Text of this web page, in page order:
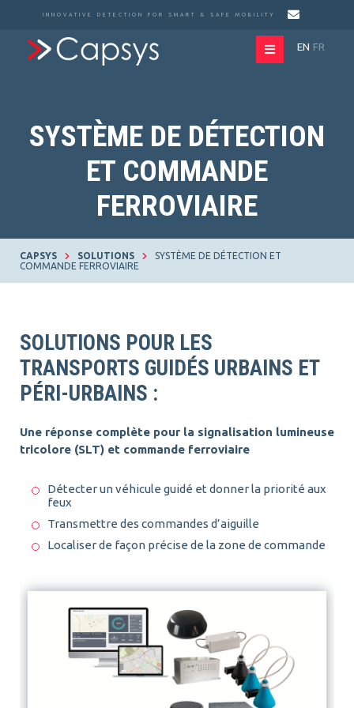
INNOVATIVE DETECTION FOR SMART & SAFE MOBILITY
EN FR
SYSTÈME DE DÉTECTION
ET COMMANDE
FERROVIAIRE
CAPSYS SOLUTIONS
SYSTÈME DE DÉTECTION ET
COMMANDE FERROVIAIRE
SOLUTIONS POUR LES
TRANSPORTS GUIDÉS URBAINS ET
PÉRI-URBAINS :
Une réponse complète pour la signalisation lumineuse
tricolore (SLT) et commande ferroviaire
Détecter un véhicule guidé et donner la priorité aux
feux
Transmettre des commandes d’aiguille
Localiser de façon précise de la zone de commande